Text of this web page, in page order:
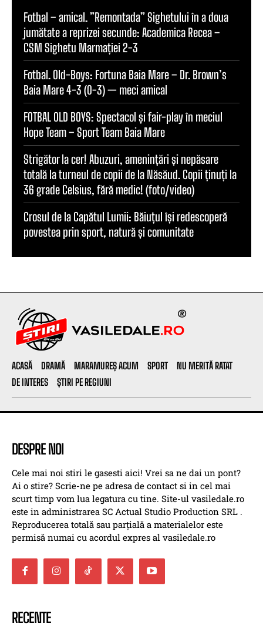
Fotbal – amical. ”Remontada” Sighetului în a doua
jumătate a reprizei secunde: Academica Recea –
CSM Sighetu Marmației 2-3
Fotbal. Old-Boys: Fortuna Baia Mare – Dr. Brown’s
Baia Mare 4-3 (0-3) — meci amical
FOTBAL OLD BOYS: Spectacol și fair-play în meciul
Hope Team – Sport Team Baia Mare
Strigător la cer! Abuzuri, amenințări și nepăsare
totală la turneul de copii de la Năsăud. Copii ținuți la
36 grade Celsius, fără medic! (foto/video)
Crosul de la Capătul Lumii: Băiuțul își redescoperă
povestea prin sport, natură și comunitate
ACASĂ DRAMĂ MARAMUREȘ ACUM SPORT
NU MERITĂ RATAT
DE INTERES
ȘTIRI PE REGIUNI
DESPRE NOI
Cele mai noi stiri le gasesti aici! Vrei sa ne dai un pont?
Ai o stire? Scrie-ne pe adresa de contact si in cel mai
scurt timp vom lua legatura cu tine. Site-ul vasiledale.ro
este in administrarea SC Actual Studio Production SRL .
Reproducerea totală sau parțială a materialelor este
permisă numai cu acordul expres al vasiledale.ro
RECENTE